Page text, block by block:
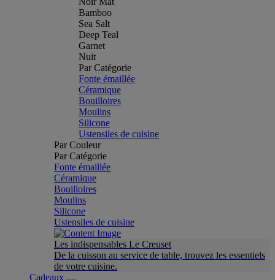
Bamboo
Sea Salt
Deep Teal
Garnet
Nuit
Par Catégorie
Fonte émaillée
Céramique
Bouilloires
Moulins
Silicone
Ustensiles de cuisine
Par Couleur
Par Catégorie
Fonte émaillée
Céramique
Bouilloires
Moulins
Silicone
Ustensiles de cuisine
Les indispensables Le Creuset
De la cuisson au service de table, trouvez les essentiels
de votre cuisine.
Cadeaux